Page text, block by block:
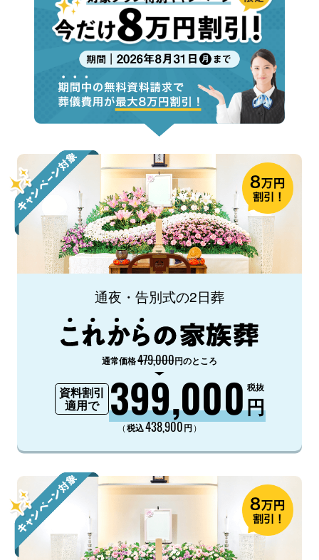
通夜・告別式の2日葬
通常価格479,000円のところ
資料割引
適用で
399,000円
税抜
（税込438,900円 ）